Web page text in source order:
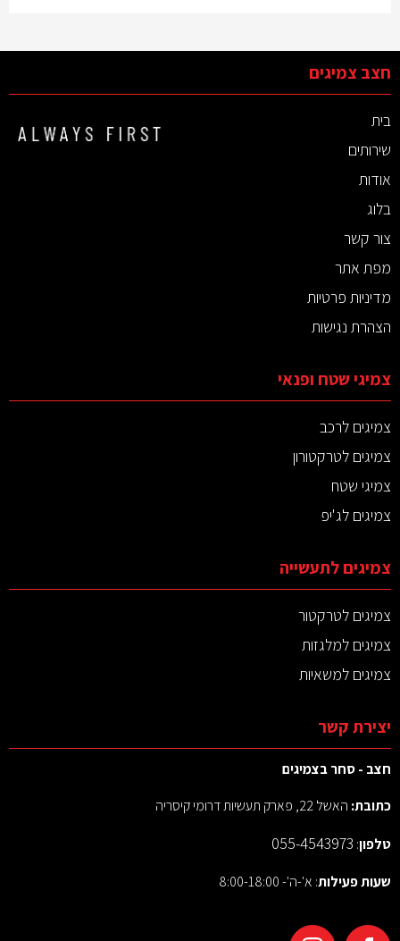
חצב צמיגים
בית
שירותים
אודות
בלוג
צור קשר
מפת אתר
מדיניות פרטיות
הצהרת נגישות
צמיגי שטח ופנאי
צמיגים לרכב
צמיגים לטרקטורון
צמיגי שטח
צמיגים לג'יפ
צמיגים לתעשייה
צמיגים לטרקטור
צמיגים למלגזות
צמיגים למשאיות
יצירת קשר
חצב - סחר בצמיגים
כתובת: האשל 22, פארק תעשיות דרומי קיסריה
טלפון:
055-4543973
שעות פעילות: א'-ה'- 8:00-18:00